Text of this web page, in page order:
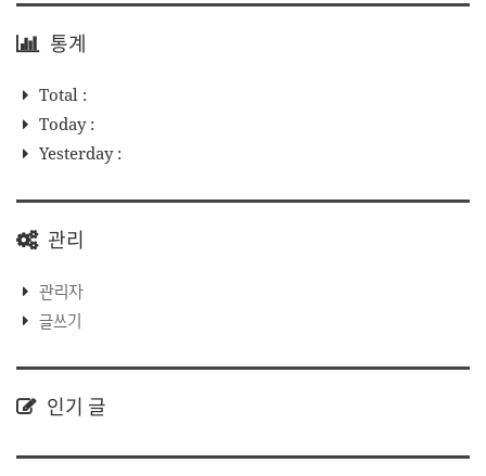
통계
Total :
Today :
Yesterday :
관리
관리자
글쓰기
인기 글